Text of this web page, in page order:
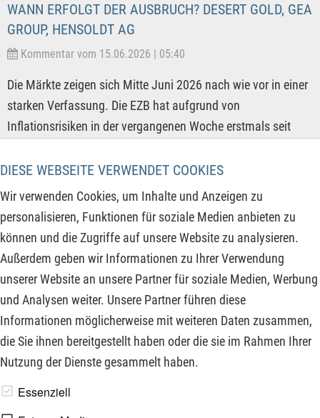
DIESE WEBSEITE VERWENDET COOKIES
Wir verwenden Cookies, um Inhalte und Anzeigen zu
personalisieren, Funktionen für soziale Medien anbieten zu
können und die Zugriffe auf unsere Website zu analysieren.
Außerdem geben wir Informationen zu Ihrer Verwendung
unserer Website an unsere Partner für soziale Medien, Werbung
und Analysen weiter. Unsere Partner führen diese
Informationen möglicherweise mit weiteren Daten zusammen,
die Sie ihnen bereitgestellt haben oder die sie im Rahmen Ihrer
Nutzung der Dienste gesammelt haben.
Essenziell
WANN ERFOLGT DER AUSBRUCH? DESERT GOLD, GEA
GROUP, HENSOLDT AG
Kommentar vom 15.06.2026 | 05:40
Die Märkte zeigen sich Mitte Juni 2026 nach wie vor in einer
starken Verfassung. Die EZB hat aufgrund von
Inflationsrisiken in der vergangenen Woche erstmals seit
US-Notenbank Fed bei einer Inflation von ca. 3 % und einer
noch robusten US-Konjunktur eine Zinspause. Trotz
bestehender geopolitischer Spannungen im Nahen Osten ist
der DAX nur noch 840 Punkte von einem neuen Rekordhoch
entfernt. Auch die folgenden Unternehmen sind einen Blick
wert, denn ein charttechnischer Ausbruch dürfte hier in Kürze
bevorstehen:
www.derfinanzinvestor.de - © 2026 - Die Publikation für